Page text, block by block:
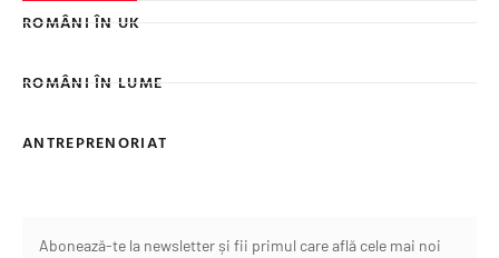
ROMÂNI ÎN UK
ROMÂNI ÎN LUME
ANTREPRENORIAT
Abonează-te la newsletter și fii primul care află cele mai noi